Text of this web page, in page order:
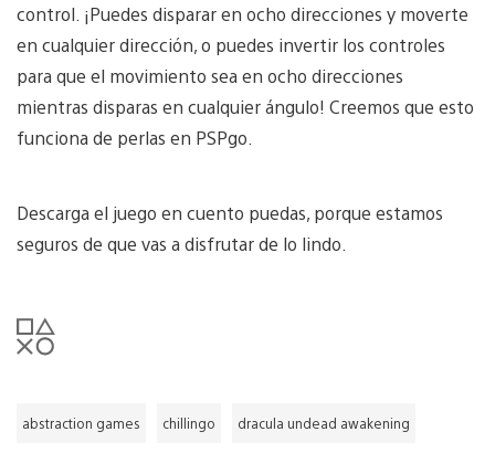
control. ¡Puedes disparar en ocho direcciones y moverte
en cualquier dirección, o puedes invertir los controles
para que el movimiento sea en ocho direcciones
mientras disparas en cualquier ángulo! Creemos que esto
funciona de perlas en PSPgo.
Descarga el juego en cuento puedas, porque estamos
seguros de que vas a disfrutar de lo lindo.
abstraction games chillingo dracula undead awakening